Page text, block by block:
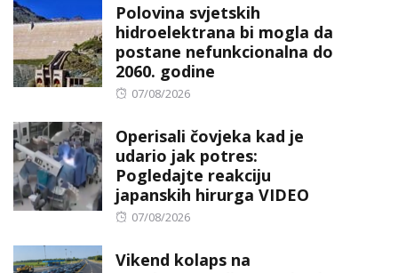
Polovina svjetskih
hidroelektrana bi mogla da
postane nefunkcionalna do
2060. godine
Posted
07/08/2026
Operisali čovjeka kad je
udario jak potres:
Pogledajte reakciju
japanskih hirurga VIDEO
Posted
07/08/2026
Vikend kolaps na